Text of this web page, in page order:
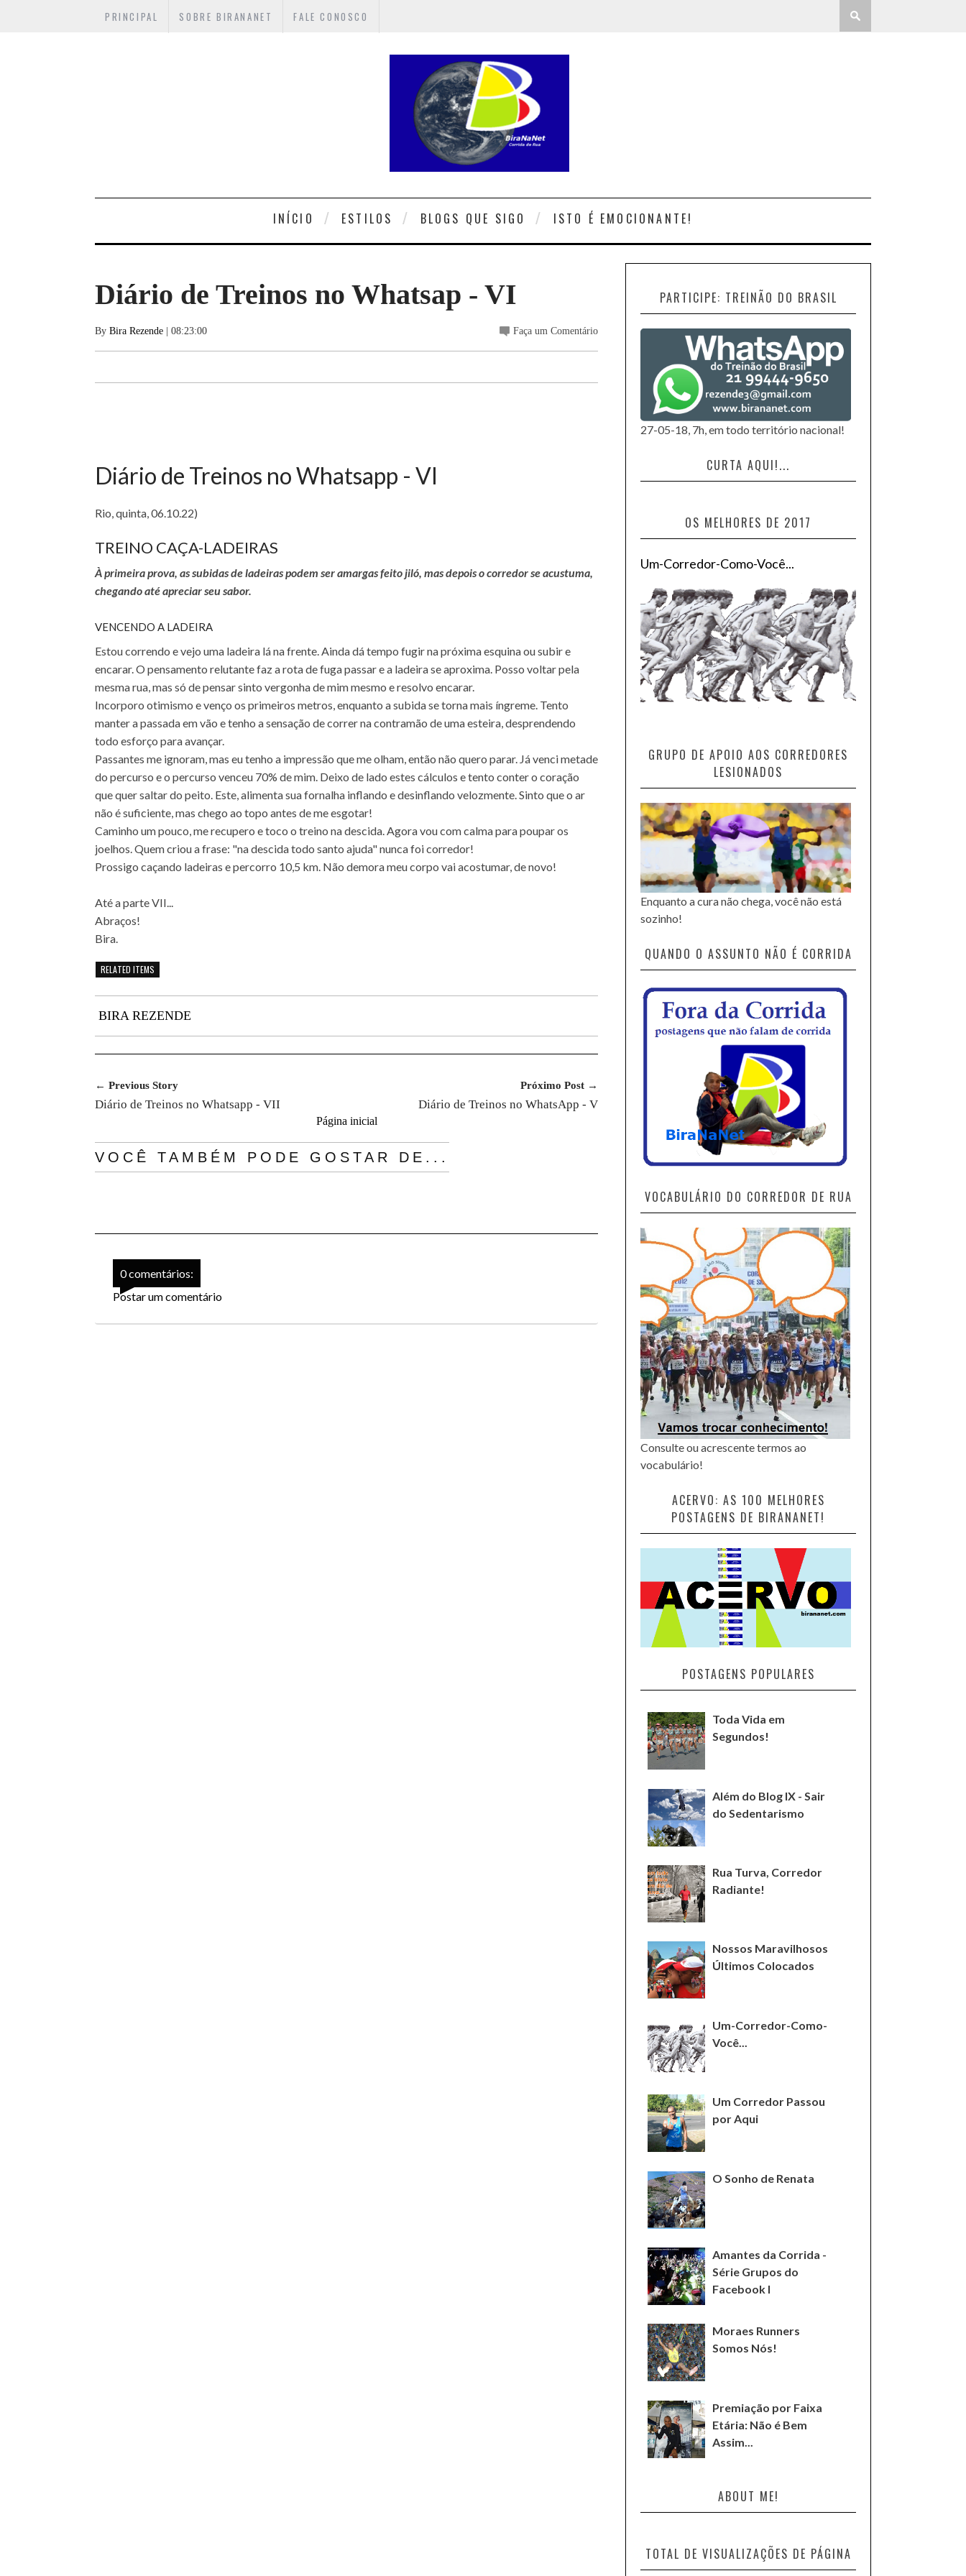
PRINCIPAL SOBRE BIRANANET FALE CONOSCO
INÍCIO ESTILOS BLOGS QUE SIGO ISTO É EMOCIONANTE!
Diário de Treinos no Whatsap - VI
By Bira Rezende | 08:23:00 Faça um Comentário
Diário de Treinos no Whatsapp - VI
Rio, quinta, 06.10.22)
TREINO CAÇA-LADEIRAS
À primeira prova, as subidas de ladeiras podem ser amargas feito jiló, mas depois o corredor se acustuma,
chegando até apreciar seu sabor.
VENCENDO A LADEIRA
Estou correndo e vejo uma ladeira lá na frente. Ainda dá tempo fugir na próxima esquina ou subir e
encarar. O pensamento relutante faz a rota de fuga passar e a ladeira se aproxima. Posso voltar pela
mesma rua, mas só de pensar sinto vergonha de mim mesmo e resolvo encarar.
Incorporo otimismo e venço os primeiros metros, enquanto a subida se torna mais íngreme. Tento
manter a passada em vão e tenho a sensação de correr na contramão de uma esteira, desprendendo
todo esforço para avançar.
Passantes me ignoram, mas eu tenho a impressão que me olham, então não quero parar. Já venci metade
do percurso e o percurso venceu 70% de mim. Deixo de lado estes cálculos e tento conter o coração
que quer saltar do peito. Este, alimenta sua fornalha inflando e desinflando velozmente. Sinto que o ar
não é suficiente, mas chego ao topo antes de me esgotar!
Caminho um pouco, me recupero e toco o treino na descida. Agora vou com calma para poupar os
joelhos. Quem criou a frase: "na descida todo santo ajuda" nunca foi corredor!
Prossigo caçando ladeiras e percorro 10,5 km. Não demora meu corpo vai acostumar, de novo!
Até a parte VII...
Abraços!
Bira.
RELATED ITEMS
BIRA REZENDE
← Previous Story
Diário de Treinos no Whatsapp - VII
Próximo Post →
Diário de Treinos no WhatsApp - V
Página inicial
VOCÊ TAMBÉM PODE GOSTAR DE...
0 comentários:
Postar um comentário
PARTICIPE: TREINÃO DO BRASIL
27-05-18, 7h, em todo território nacional!
CURTA AQUI!...
OS MELHORES DE 2017
Um-Corredor-Como-Você...
GRUPO DE APOIO AOS CORREDORES
LESIONADOS
Enquanto a cura não chega, você não está
sozinho!
QUANDO O ASSUNTO NÃO É CORRIDA
VOCABULÁRIO DO CORREDOR DE RUA
Consulte ou acrescente termos ao
vocabulário!
ACERVO: AS 100 MELHORES
POSTAGENS DE BIRANANET!
POSTAGENS POPULARES
Toda Vida em
Segundos!
Além do Blog IX - Sair
do Sedentarismo
Rua Turva, Corredor
Radiante!
Nossos Maravilhosos
Últimos Colocados
Um-Corredor-Como-
Você...
Um Corredor Passou
por Aqui
O Sonho de Renata
Amantes da Corrida -
Série Grupos do
Facebook I
Moraes Runners
Somos Nós!
Premiação por Faixa
Etária: Não é Bem
Assim...
ABOUT ME!
TOTAL DE VISUALIZAÇÕES DE PÁGINA